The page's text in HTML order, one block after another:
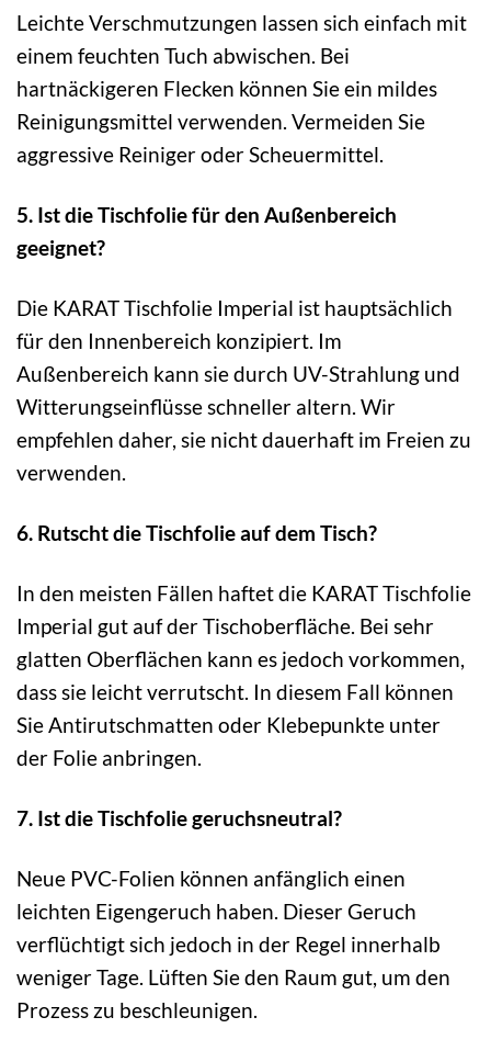
Leichte Verschmutzungen lassen sich einfach mit
einem feuchten Tuch abwischen. Bei
hartnäckigeren Flecken können Sie ein mildes
Reinigungsmittel verwenden. Vermeiden Sie
aggressive Reiniger oder Scheuermittel.
5. Ist die Tischfolie für den Außenbereich
geeignet?
Die KARAT Tischfolie Imperial ist hauptsächlich
für den Innenbereich konzipiert. Im
Außenbereich kann sie durch UV-Strahlung und
Witterungseinflüsse schneller altern. Wir
empfehlen daher, sie nicht dauerhaft im Freien zu
verwenden.
6. Rutscht die Tischfolie auf dem Tisch?
In den meisten Fällen haftet die KARAT Tischfolie
Imperial gut auf der Tischoberfläche. Bei sehr
glatten Oberflächen kann es jedoch vorkommen,
dass sie leicht verrutscht. In diesem Fall können
Sie Antirutschmatten oder Klebepunkte unter
der Folie anbringen.
7. Ist die Tischfolie geruchsneutral?
Neue PVC-Folien können anfänglich einen
leichten Eigengeruch haben. Dieser Geruch
verflüchtigt sich jedoch in der Regel innerhalb
weniger Tage. Lüften Sie den Raum gut, um den
Prozess zu beschleunigen.